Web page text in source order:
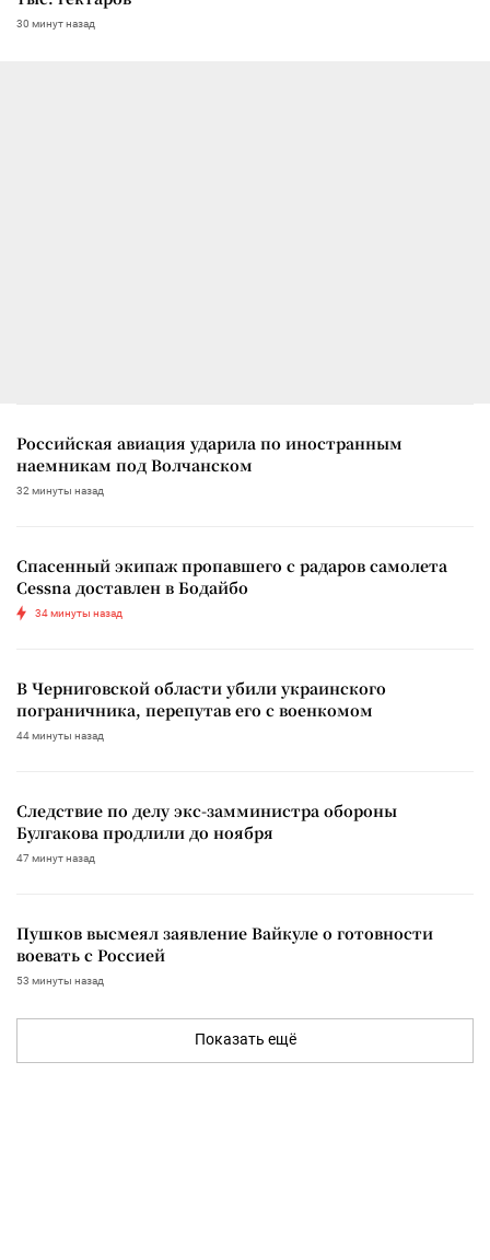
30 минут назад
Российская авиация ударила по иностранным
наемникам под Волчанском
32 минуты назад
Спасенный экипаж пропавшего с радаров самолета
Cessna доставлен в Бодайбо
34 минуты назад
В Черниговской области убили украинского
пограничника, перепутав его с военкомом
44 минуты назад
Следствие по делу экс-замминистра обороны
Булгакова продлили до ноября
47 минут назад
Пушков высмеял заявление Вайкуле о готовности
воевать с Россией
53 минуты назад
Показать ещё